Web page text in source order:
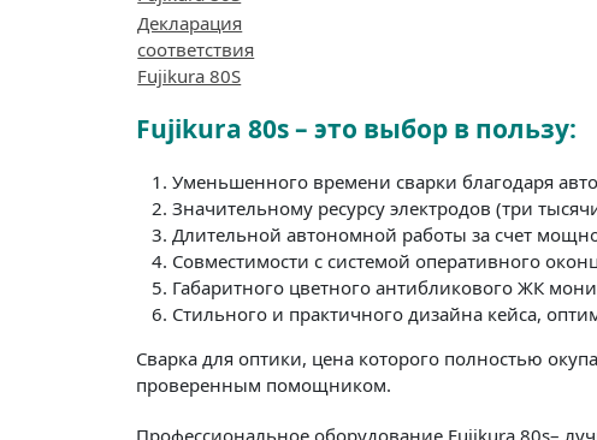
Декларация
соответствия
Fujikura 80S
Fujikura 80s – это выбор в пользу:
Уменьшенного времени сварки благодаря
Значительному ресурсу электродов (три
Длительной автономной работы за счет
Совместимости с системой оперативного
Габаритного цветного антибликового ЖК
Стильного и практичного дизайна кейса,
Сварка для оптики, цена которого полностью
проверенным помощником.
Профессиональное оборудование Fujikura 80s–